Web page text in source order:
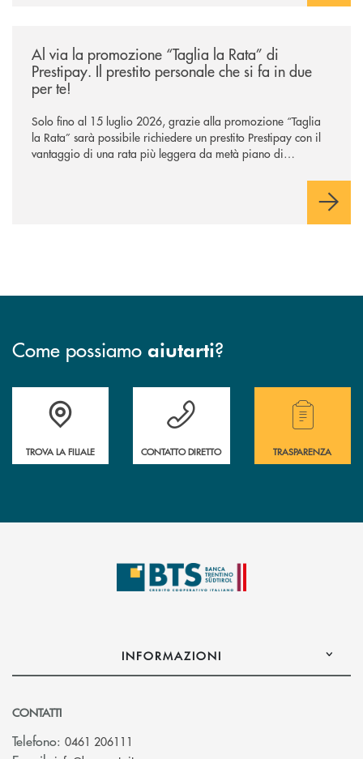
Al via la promozione “Taglia la Rata” di
Prestipay. Il prestito personale che si fa in due
per te!
Solo fino al 15 luglio 2026, grazie alla promozione “Taglia
la Rata” sarà possibile richiedere un prestito Prestipay con il
vantaggio di una rata più leggera da metà piano di
Come possiamo aiutarti?
Accedi all' elenco completo delle filiali.
TROVA LA FILIALE
Hai bisogno di assistenza immediata?
CONTATTO DIRETTO
Hai bisogno di
TRASPARENZA
INFORMAZIONI
CONTATTI
Telefono: 0461 206111